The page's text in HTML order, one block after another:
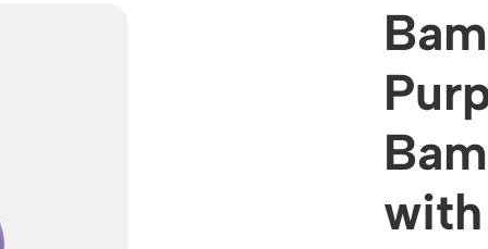
with